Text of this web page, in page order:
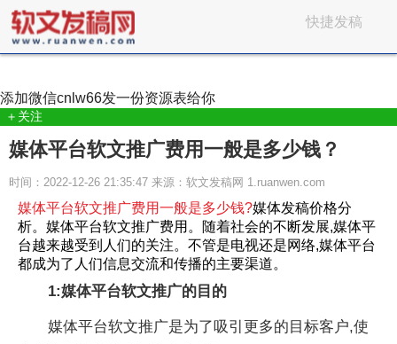
快捷发稿
添加微信cnlw66发一份资源表给你
＋关注
媒体平台软文推广费用一般是多少钱？
时间：2022-12-26 21:35:47 来源：软文发稿网 1.ruanwen.com
媒体平台软文推广费用一般是多少钱?媒体发稿价格分
析。媒体平台软文推广费用。随着社会的不断发展,媒体平
台越来越受到人们的关注。不管是电视还是网络,媒体平台
都成为了人们信息交流和传播的主要渠道。
1:媒体平台软文推广的目的
媒体平台软文推广是为了吸引更多的目标客户,使